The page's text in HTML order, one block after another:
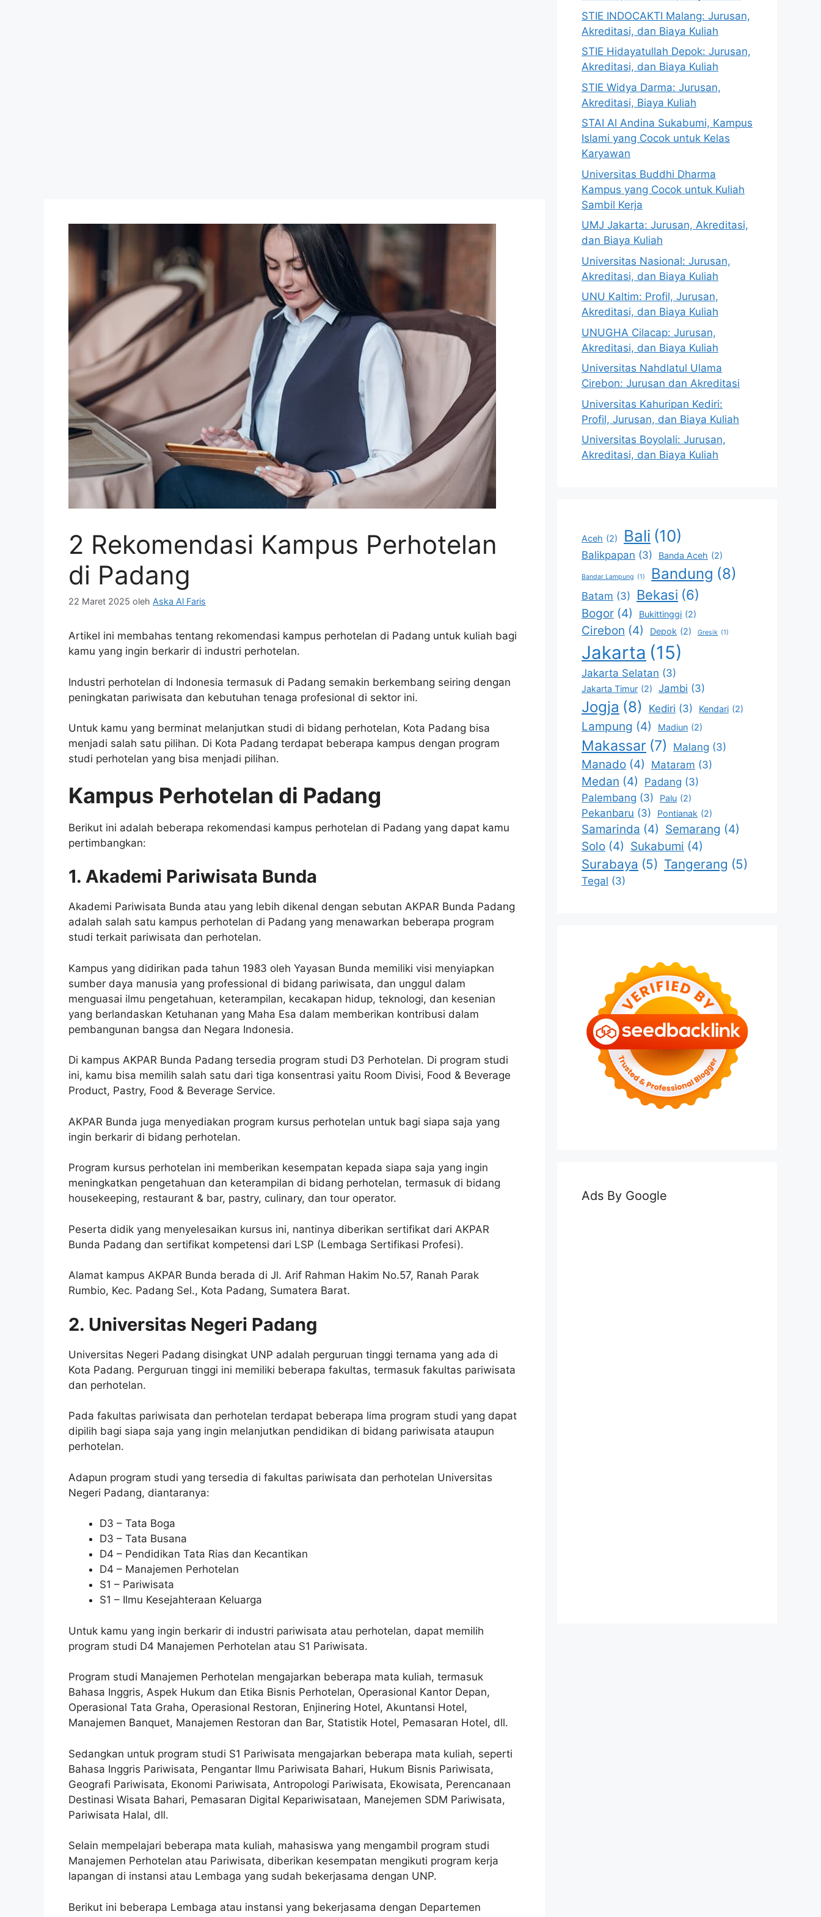
2 Rekomendasi Kampus Perhotelan
di Padang
22 Maret 2025 oleh Aska Al Faris
Artikel ini membahas tentang rekomendasi kampus perhotelan di Padang untuk kuliah bagi
kamu yang ingin berkarir di industri perhotelan.
Industri perhotelan di Indonesia termasuk di Padang semakin berkembang seiring dengan
peningkatan pariwisata dan kebutuhan tenaga profesional di sektor ini.
Untuk kamu yang berminat melanjutkan studi di bidang perhotelan, Kota Padang bisa
menjadi salah satu pilihan. Di Kota Padang terdapat beberapa kampus dengan program
studi perhotelan yang bisa menjadi pilihan.
Kampus Perhotelan di Padang
Berikut ini adalah beberapa rekomendasi kampus perhotelan di Padang yang dapat kamu
pertimbangkan:
1. Akademi Pariwisata Bunda
Akademi Pariwisata Bunda atau yang lebih dikenal dengan sebutan AKPAR Bunda Padang
adalah salah satu kampus perhotelan di Padang yang menawarkan beberapa program
studi terkait pariwisata dan perhotelan.
Kampus yang didirikan pada tahun 1983 oleh Yayasan Bunda memiliki visi menyiapkan
sumber daya manusia yang professional di bidang pariwisata, dan unggul dalam
menguasai ilmu pengetahuan, keterampilan, kecakapan hidup, teknologi, dan kesenian
yang berlandaskan Ketuhanan yang Maha Esa dalam memberikan kontribusi dalam
pembangunan bangsa dan Negara Indonesia.
Di kampus AKPAR Bunda Padang tersedia program studi D3 Perhotelan. Di program studi
ini, kamu bisa memilih salah satu dari tiga konsentrasi yaitu Room Divisi, Food & Beverage
Product, Pastry, Food & Beverage Service.
AKPAR Bunda juga menyediakan program kursus perhotelan untuk bagi siapa saja yang
ingin berkarir di bidang perhotelan.
Program kursus perhotelan ini memberikan kesempatan kepada siapa saja yang ingin
meningkatkan pengetahuan dan keterampilan di bidang perhotelan, termasuk di bidang
housekeeping, restaurant & bar, pastry, culinary, dan tour operator.
Peserta didik yang menyelesaikan kursus ini, nantinya diberikan sertifikat dari AKPAR
Bunda Padang dan sertifikat kompetensi dari LSP (Lembaga Sertifikasi Profesi).
Alamat kampus AKPAR Bunda berada di Jl. Arif Rahman Hakim No.57, Ranah Parak
Rumbio, Kec. Padang Sel., Kota Padang, Sumatera Barat.
2. Universitas Negeri Padang
Universitas Negeri Padang disingkat UNP adalah perguruan tinggi ternama yang ada di
Kota Padang. Perguruan tinggi ini memiliki beberapa fakultas, termasuk fakultas pariwisata
dan perhotelan.
Pada fakultas pariwisata dan perhotelan terdapat beberapa lima program studi yang dapat
dipilih bagi siapa saja yang ingin melanjutkan pendidikan di bidang pariwisata ataupun
perhotelan.
Adapun program studi yang tersedia di fakultas pariwisata dan perhotelan Universitas
Negeri Padang, diantaranya:
D3 – Tata Boga
D3 – Tata Busana
D4 – Pendidikan Tata Rias dan Kecantikan
D4 – Manajemen Perhotelan
S1 – Pariwisata
S1 – Ilmu Kesejahteraan Keluarga
Untuk kamu yang ingin berkarir di industri pariwisata atau perhotelan, dapat memilih
program studi D4 Manajemen Perhotelan atau S1 Pariwisata.
Program studi Manajemen Perhotelan mengajarkan beberapa mata kuliah, termasuk
Bahasa Inggris, Aspek Hukum dan Etika Bisnis Perhotelan, Operasional Kantor Depan,
Operasional Tata Graha, Operasional Restoran, Enjinering Hotel, Akuntansi Hotel,
Manajemen Banquet, Manajemen Restoran dan Bar, Statistik Hotel, Pemasaran Hotel, dll.
Sedangkan untuk program studi S1 Pariwisata mengajarkan beberapa mata kuliah, seperti
Bahasa Inggris Pariwisata, Pengantar Ilmu Pariwisata Bahari, Hukum Bisnis Pariwisata,
Geografi Pariwisata, Ekonomi Pariwisata, Antropologi Pariwisata, Ekowisata, Perencanaan
Destinasi Wisata Bahari, Pemasaran Digital Kepariwisataan, Manejemen SDM Pariwisata,
Pariwisata Halal, dll.
Selain mempelajari beberapa mata kuliah, mahasiswa yang mengambil program studi
Manajemen Perhotelan atau Pariwisata, diberikan kesempatan mengikuti program kerja
lapangan di instansi atau Lembaga yang sudah bekerjasama dengan UNP.
Berikut ini beberapa Lembaga atau instansi yang bekerjasama dengan Departemen
STIE INDOCAKTI Malang: Jurusan,
Akreditasi, dan Biaya Kuliah
STIE Hidayatullah Depok: Jurusan,
Akreditasi, dan Biaya Kuliah
STIE Widya Darma: Jurusan,
Akreditasi, Biaya Kuliah
STAI Al Andina Sukabumi, Kampus
Islami yang Cocok untuk Kelas
Karyawan
Universitas Buddhi Dharma
Kampus yang Cocok untuk Kuliah
Sambil Kerja
UMJ Jakarta: Jurusan, Akreditasi,
dan Biaya Kuliah
Universitas Nasional: Jurusan,
Akreditasi, dan Biaya Kuliah
UNU Kaltim: Profil, Jurusan,
Akreditasi, dan Biaya Kuliah
UNUGHA Cilacap: Jurusan,
Akreditasi, dan Biaya Kuliah
Universitas Nahdlatul Ulama
Cirebon: Jurusan dan Akreditasi
Universitas Kahuripan Kediri:
Profil, Jurusan, dan Biaya Kuliah
Universitas Boyolali: Jurusan,
Akreditasi, dan Biaya Kuliah
Aceh (2) Bali (10)
Balikpapan (3) Banda Aceh (2)
Bandar Lampung (1) Bandung (8)
Batam (3) Bekasi (6)
Bogor (4) Bukittinggi (2)
Cirebon (4) Depok (2) Gresik (1)
Jakarta (15)
Jakarta Selatan (3)
Jakarta Timur (2) Jambi (3)
Jogja (8) Kediri (3) Kendari (2)
Lampung (4) Madiun (2)
Makassar (7) Malang (3)
Manado (4) Mataram (3)
Medan (4) Padang (3)
Palembang (3) Palu (2)
Pekanbaru (3) Pontianak (2)
Samarinda (4) Semarang (4)
Solo (4) Sukabumi (4)
Surabaya (5) Tangerang (5)
Tegal (3)
Ads By Google